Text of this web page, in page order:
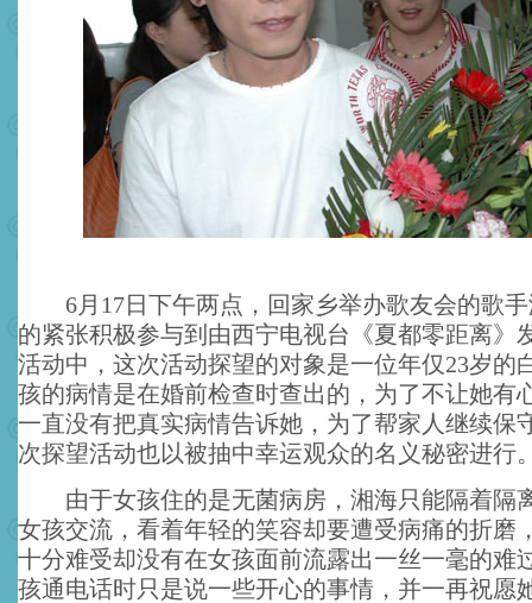
6月17日下午两点，回家乡举办歌友会的歌手
的紧张积极参与到由西宁电视台《夏都零距离》
活动中，这次活动探望的对象是一位年仅23岁的
孩的病情是在婚前检查时查出的，为了不让她有
一直没有把真实病情告诉她，为了帮家人继续保
次探望活动也以被抽中幸运观众的名义秘密进行
由于女孩住的是无菌病房，湘海只能隔着隔
女孩交流，看着年轻的笑容却要遭受病痛的折磨
十分难受却没有在女孩面前流露出一丝一毫的难
孩通电话时只是说一些开心的事情，并一再祝愿